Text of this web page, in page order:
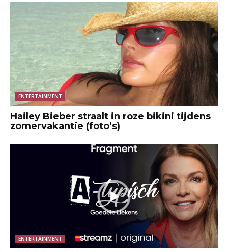
ENTERTAINMENT
Hailey Bieber straalt in roze bikini tijdens
zomervakantie (foto’s)
ENTERTAINMENT